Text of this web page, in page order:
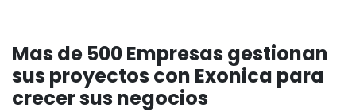
Mas de 500 Empresas gestionan
sus proyectos con Exonica para
crecer sus negocios